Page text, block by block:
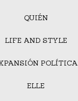
QUIÉN
LIFE AND STYLE
POLÍTICA
ELLE